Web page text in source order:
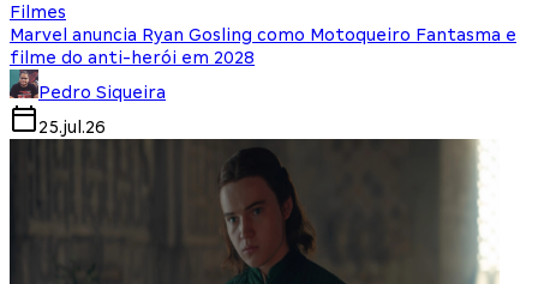
Filmes
Marvel anuncia Ryan Gosling como Motoqueiro Fantasma e
filme do anti-herói em 2028
Pedro Siqueira
25.jul.26